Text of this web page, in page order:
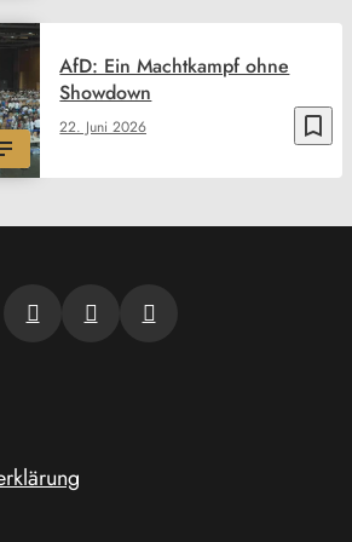
bookmark_border
22. Juni 2026
AfD: Ein Machtkampf ohne
Showdown